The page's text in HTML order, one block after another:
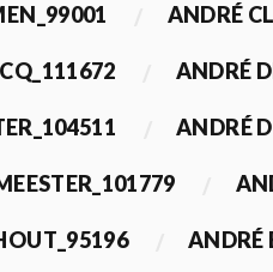
ANDRÉ
ANDRÉ
ANDRÉ
ANDRÉ